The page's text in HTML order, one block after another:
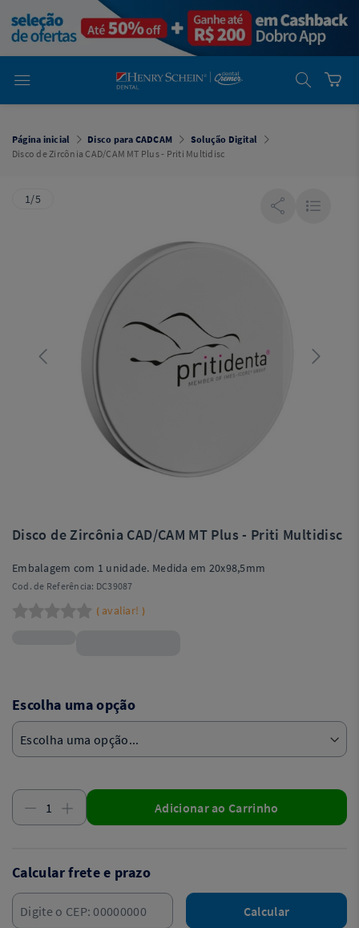
Dental
Cremer -
Henry Schein
Laboratório
Laboratório
Cremer -
Henry Schein
Software
Odontológico
Página inicial Disco para CADCAM
Solução Digital
Disco de Zircônia CAD/CAM MT Plus - Priti Multidisc
1/5
Disco de Zircônia CAD/CAM MT Plus - Priti Multidisc
Embalagem com 1 unidade. Medida em 20x98,5mm
Cod. de Referência: DC39087
( avaliar! )
Escolha uma opção
Adicionar ao Carrinho
Calcular frete e prazo
Calcular